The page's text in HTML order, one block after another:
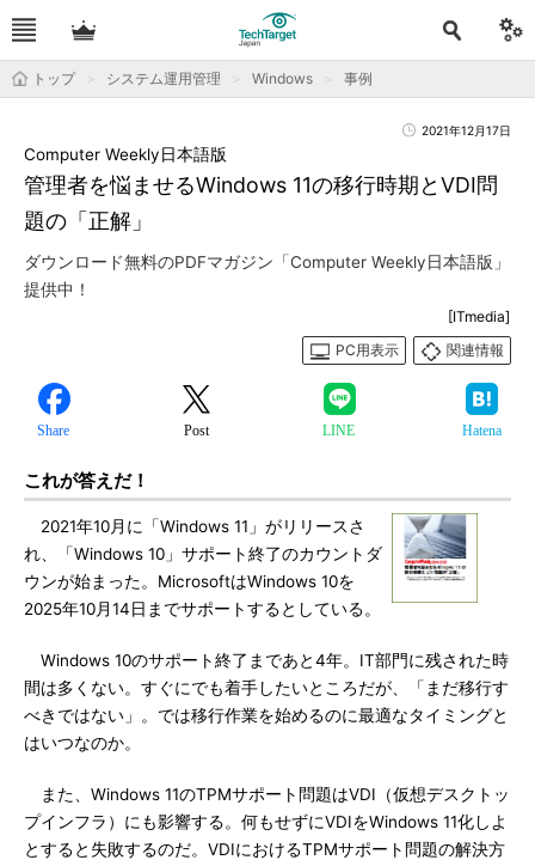
トップ システム運用管理 Windows 事例
2021年12月17日
管理者を悩ませるWindows 11の移行時期とVDI問
題の「正解」
Computer Weekly日本語版
ダウンロード無料のPDFマガジン「Computer Weekly日本語版」
提供中！
[ITmedia]
PC用表示
関連情報
Share Post LINE Hatena
これが答えだ！
2021年10月に「Windows 11」がリリースさ
れ、「Windows 10」サポート終了のカウントダ
ウンが始まった。MicrosoftはWindows 10を
2025年10月14日までサポートするとしている。
Windows 10のサポート終了まであと4年。IT部門に残された時
間は多くない。すぐにでも着手したいところだが、「まだ移行す
べきではない」。では移行作業を始めるのに最適なタイミングと
はいつなのか。
また、Windows 11のTPMサポート問題はVDI（仮想デスクトッ
プインフラ）にも影響する。何もせずにVDIをWindows 11化しよ
とすると失敗するのだ。VDIにおけるTPMサポート問題の解決方